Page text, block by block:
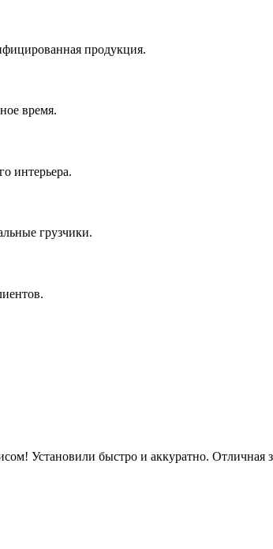
продукция.
время.
интерьера.
грузчики.
Установили быстро и аккуратно. Отличная